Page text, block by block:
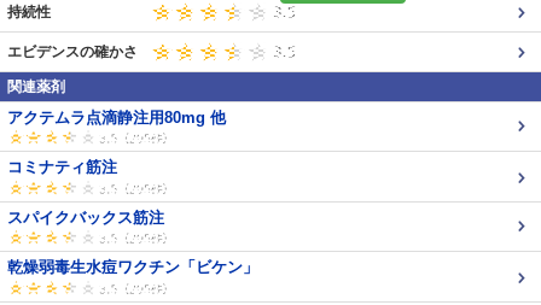
持続性
エビデンスの確かさ
関連薬剤
アクテムラ点滴静注用80mg 他
コミナティ筋注
スパイクバックス筋注
乾燥弱毒生水痘ワクチン「ビケン」